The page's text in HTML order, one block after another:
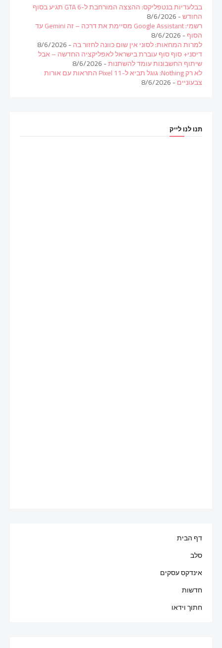
בבלעדיות בנטפליקס: ההצצה המורחבת ל-GTA 6 תגיע בסוף
החודש- 8/6/2026
רשמי: Google Assistant מסיימת את דרכה – זה Gemini עד
הסוף- 8/6/2026
למרות המחאות: לסוני אין שום כוונה לחזור בה- 8/6/2026
דיסני+ סוף סוף עוברת בישראל לאפליקציה החדשה – אבל
שיתוף החשבונות עומד להשתנות- 8/6/2026
לא רק Nothing: גוגל תביא ל-Pixel 11 התראות עם אורות
צבעוניים- 8/6/2026
תנו לנו לייק
דף הבית
סלב
אינדקס עסקים
חדשות
חתוך וידאו